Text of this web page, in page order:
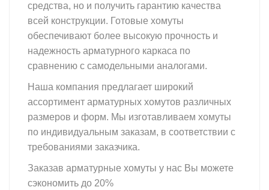
средства, но и получить гарантию качества
всей конструкции. Готовые хомуты
обеспечивают более высокую прочность и
надежность арматурного каркаса по
сравнению с самодельными аналогами.
Наша компания предлагает широкий
ассортимент арматурных хомутов различных
размеров и форм. Мы изготавливаем хомуты
по индивидуальным заказам, в соответствии с
требованиями заказчика.
Заказав арматурные хомуты у нас Вы можете
сэкономить до 20%